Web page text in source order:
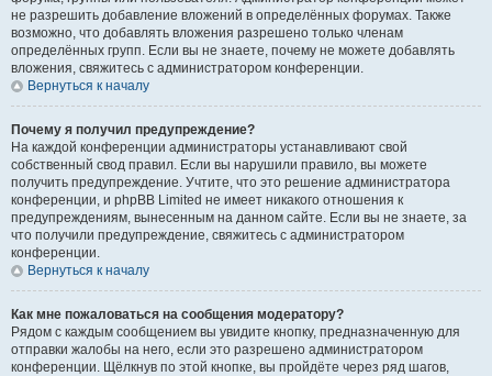
не разрешить добавление вложений в определённых форумах. Также
возможно, что добавлять вложения разрешено только членам
определённых групп. Если вы не знаете, почему не можете добавлять
вложения, свяжитесь с администратором конференции.
Вернуться к началу
Почему я получил предупреждение?
На каждой конференции администраторы устанавливают свой
собственный свод правил. Если вы нарушили правило, вы можете
получить предупреждение. Учтите, что это решение администратора
конференции, и phpBB Limited не имеет никакого отношения к
предупреждениям, вынесенным на данном сайте. Если вы не знаете, за
что получили предупреждение, свяжитесь с администратором
конференции.
Вернуться к началу
Как мне пожаловаться на сообщения модератору?
Рядом с каждым сообщением вы увидите кнопку, предназначенную для
отправки жалобы на него, если это разрешено администратором
конференции. Щёлкнув по этой кнопке, вы пройдёте через ряд шагов,